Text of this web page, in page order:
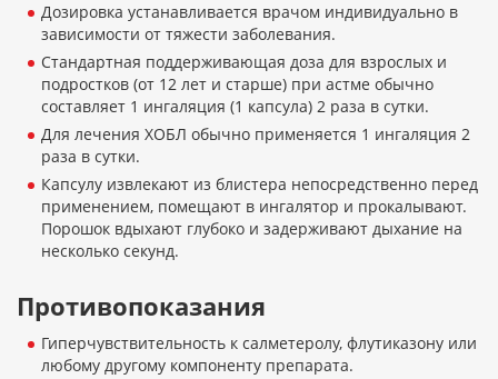
Дозировка устанавливается врачом индивидуально в
зависимости от тяжести заболевания.
Стандартная поддерживающая доза для взрослых и
подростков (от 12 лет и старше) при астме обычно
составляет 1 ингаляция (1 капсула) 2 раза в сутки.
Для лечения ХОБЛ обычно применяется 1 ингаляция 2
раза в сутки.
Капсулу извлекают из блистера непосредственно перед
применением, помещают в ингалятор и прокалывают.
Порошок вдыхают глубоко и задерживают дыхание на
несколько секунд.
Противопоказания
Гиперчувствительность к салметеролу, флутиказону или
любому другому компоненту препарата.